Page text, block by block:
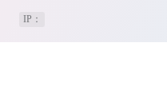
IP：